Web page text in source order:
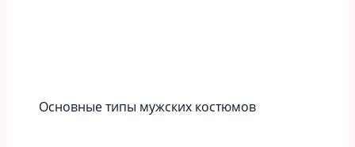
Основные типы мужских костюмов